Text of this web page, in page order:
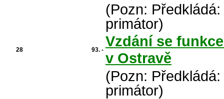
(Pozn:
primátor)
28 93. -
Vzdání se
v Ostravě
(Pozn:
primátor)